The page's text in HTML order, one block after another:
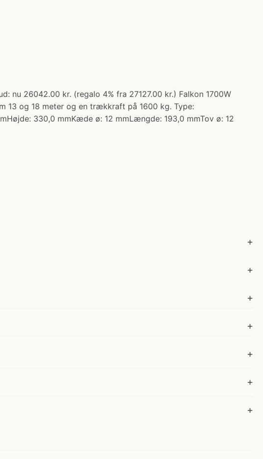
nu 26042.00 kr. (regalo 4% fra 27127.00 kr.) Falkon 1700W
13 og 18 meter og en trækkraft på 1600 kg. Type:
330,0 mmKæde ø: 12 mmLængde: 193,0 mmTov ø: 12